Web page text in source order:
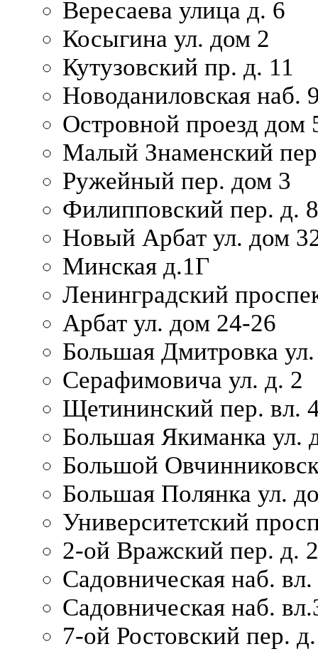
Вересаева улица д. 6
Косыгина ул. дом 2
Кутузовский пр. д. 11
Новоданиловская наб.
Островной проезд дом
Малый Знаменский
Ружейный пер. дом 3
Филипповский пер. д. 8
Новый Арбат ул. дом
Минская д.1Г
Ленинградский
Арбат ул. дом 24-26
Большая Дмитровка
Серафимовича ул. д. 2
Щетининский пер. вл.
Большая Якиманка ул.
Большой
Большая Полянка ул.
Университетский
2-ой Вражский пер. д. 2
Садовническая наб.
Садовническая наб.
7-ой Ростовский пер.